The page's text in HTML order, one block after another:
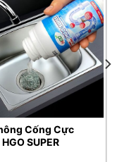
Cống Cực
SUPER